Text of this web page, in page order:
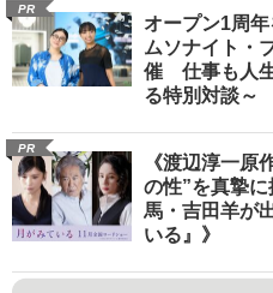
PR
オープン1周
ムソナイト・
催 仕事も人
る特別対談～
PR
《渡辺淳一原
の性”を真摯
馬・吉田羊が
いる』》